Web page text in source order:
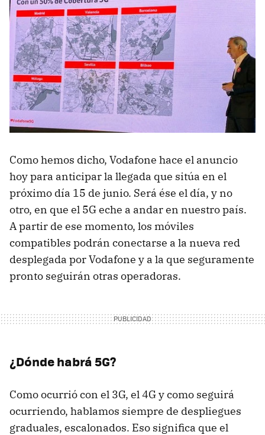
Como hemos dicho, Vodafone hace el anuncio
hoy para anticipar la llegada que sitúa en el
próximo día 15 de junio. Será ése el día, y no
otro, en que el 5G eche a andar en nuestro país.
A partir de ese momento, los móviles
compatibles podrán conectarse a la nueva red
desplegada por Vodafone y a la que seguramente
pronto seguirán otras operadoras.
¿Dónde habrá 5G?
Como ocurrió con el 3G, el 4G y como seguirá
ocurriendo, hablamos siempre de despliegues
graduales, escalonados. Eso significa que el